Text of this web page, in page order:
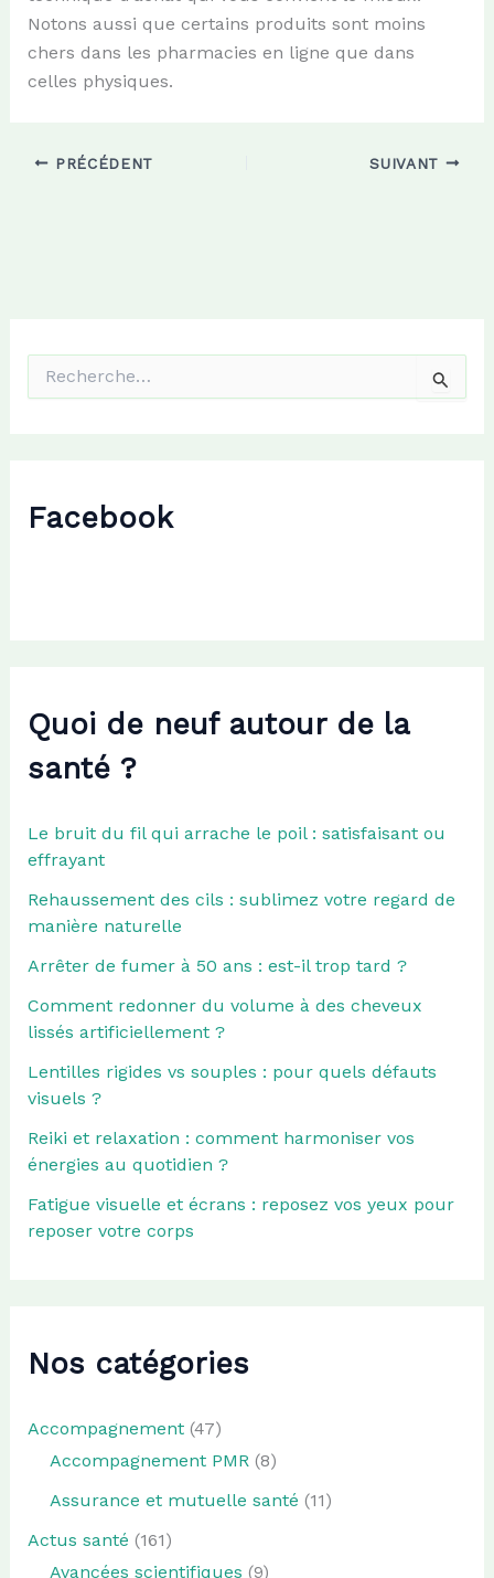
Notons aussi que certains produits sont moins
chers dans les pharmacies en ligne que dans
celles physiques.
PRÉCÉDENT SUIVANT
h
Facebook
Quoi de neuf autour de la
santé ?
Le bruit du fil qui arrache le poil : satisfaisant ou
effrayant
Rehaussement des cils : sublimez votre regard de
manière naturelle
Arrêter de fumer à 50 ans : est-il trop tard ?
Comment redonner du volume à des cheveux
lissés artificiellement ?
Lentilles rigides vs souples : pour quels défauts
visuels ?
Reiki et relaxation : comment harmoniser vos
énergies au quotidien ?
Fatigue visuelle et écrans : reposez vos yeux pour
reposer votre corps
Nos catégories
Accompagnement(47)
Accompagnement PMR(8)
Assurance et mutuelle santé (11)
Actus santé (161)
Avancées scientifiques (9)